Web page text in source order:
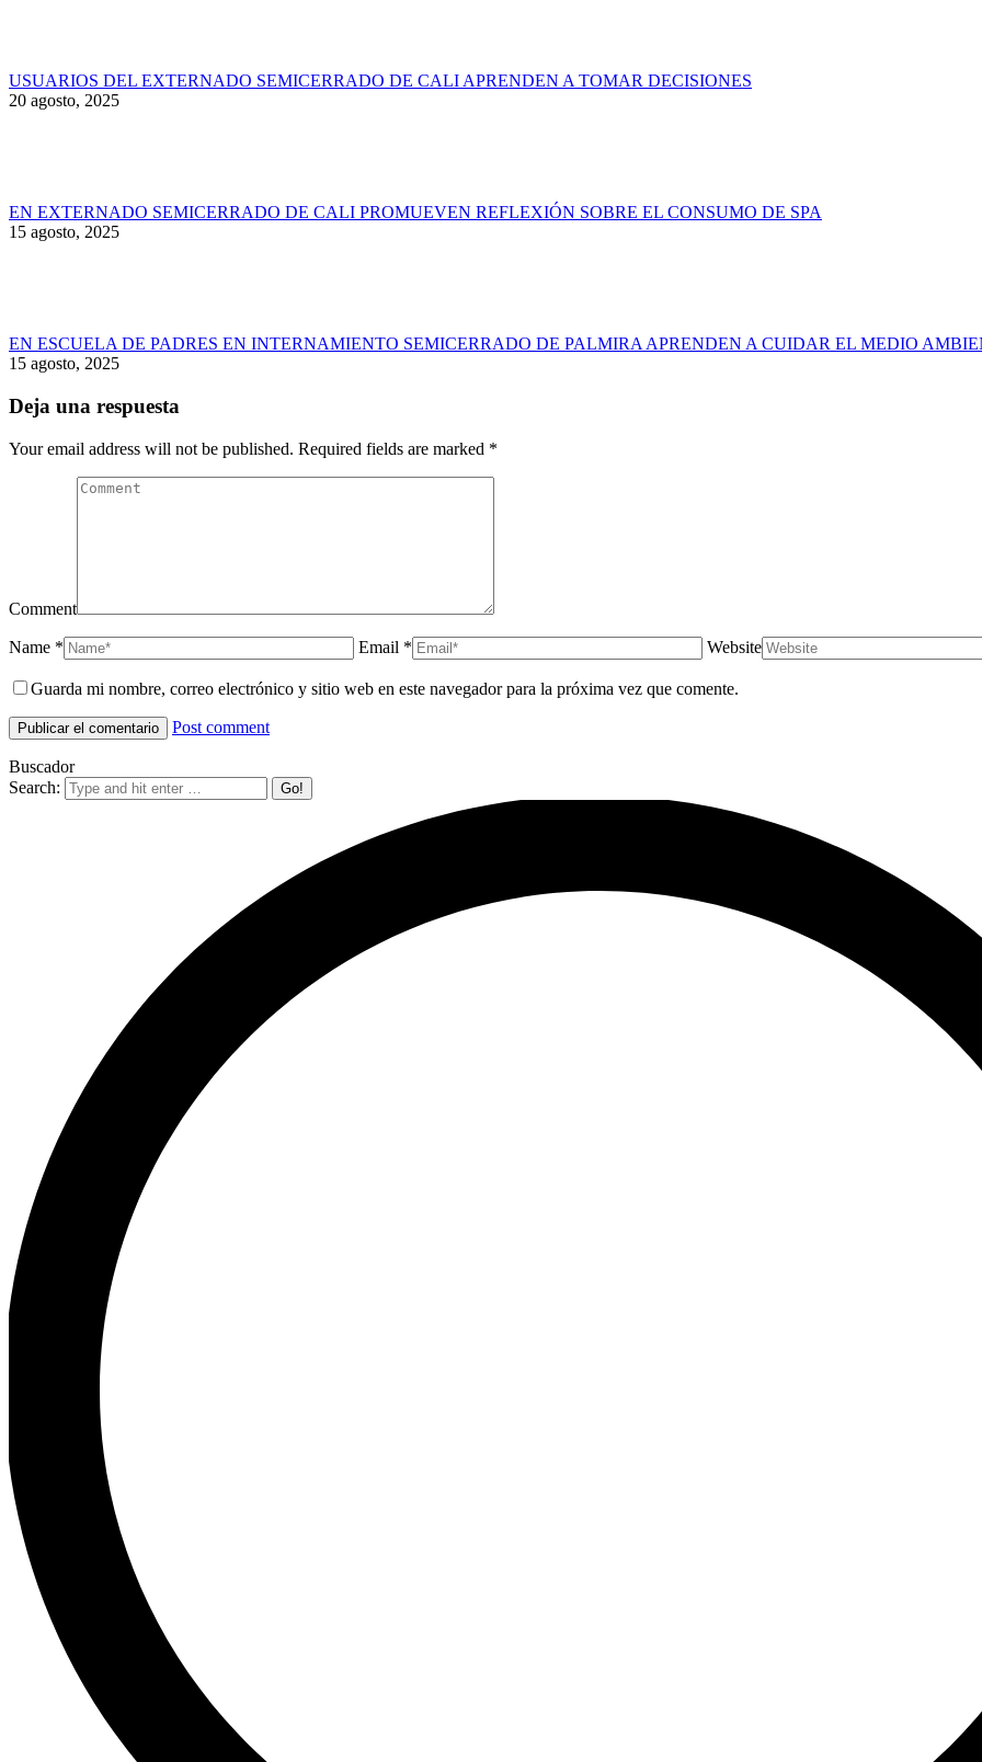
USUARIOS DEL EXTERNADO SEMICERRADO DE CALI APRENDEN A TOMAR DECISIONES
20 agosto, 2025
EN EXTERNADO SEMICERRADO DE CALI PROMUEVEN REFLEXIÓN SOBRE EL CONSUMO DE SPA
15 agosto, 2025
EN ESCUELA DE PADRES EN INTERNAMIENTO SEMICERRADO DE PALMIRA APRENDEN A CUIDAR EL MEDIO
15 agosto, 2025
Deja una respuesta
Your email address will not be published. Required fields are marked *
Comment
Name * Email * Website
Guarda mi nombre, correo electrónico y sitio web en este navegador para la próxima vez que comente.
Post comment
Buscador
Search: